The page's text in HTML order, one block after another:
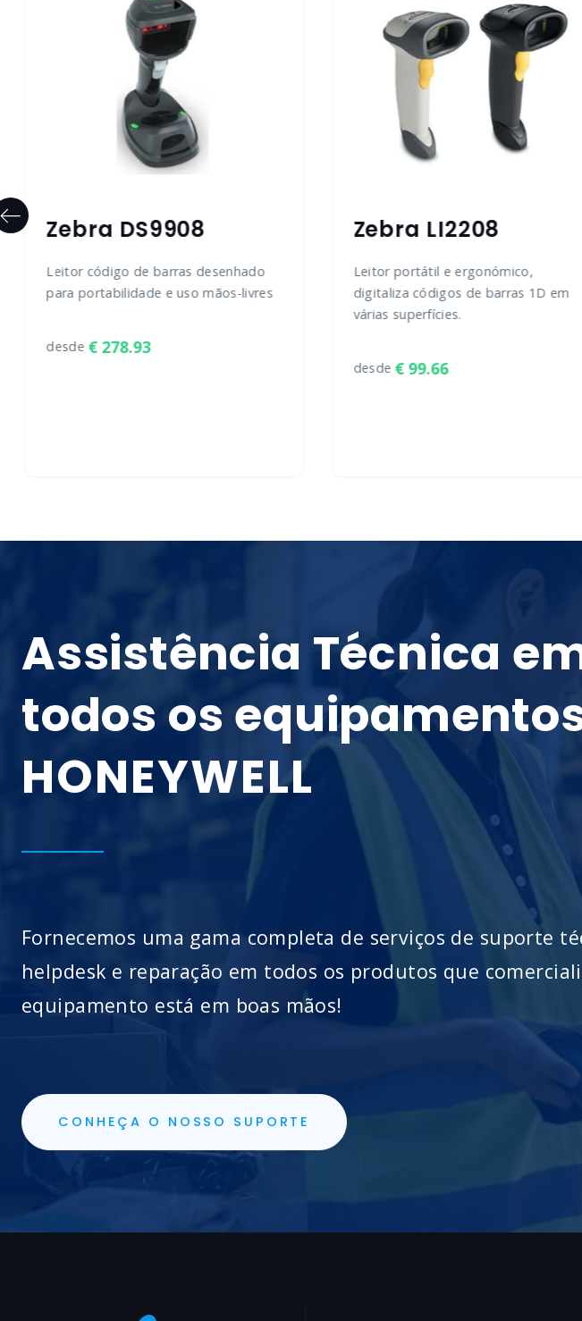
Zebra DS9908
Leitor código de barras desenhado
para portabilidade e uso mãos-livres
desde 278.93
Zebra LI2208
Leitor portátil e ergonómico,
digitaliza códigos de barras 1D em
várias superfícies.
desde 99.66
Assistência Técnica
todos os
HONEYWELL
Fornecemos uma gama completa de serviços de suporte
helpdesk e reparação em todos os produtos que
equipamento está em boas mãos!
CONHEÇA O NOSSO SUPORTE